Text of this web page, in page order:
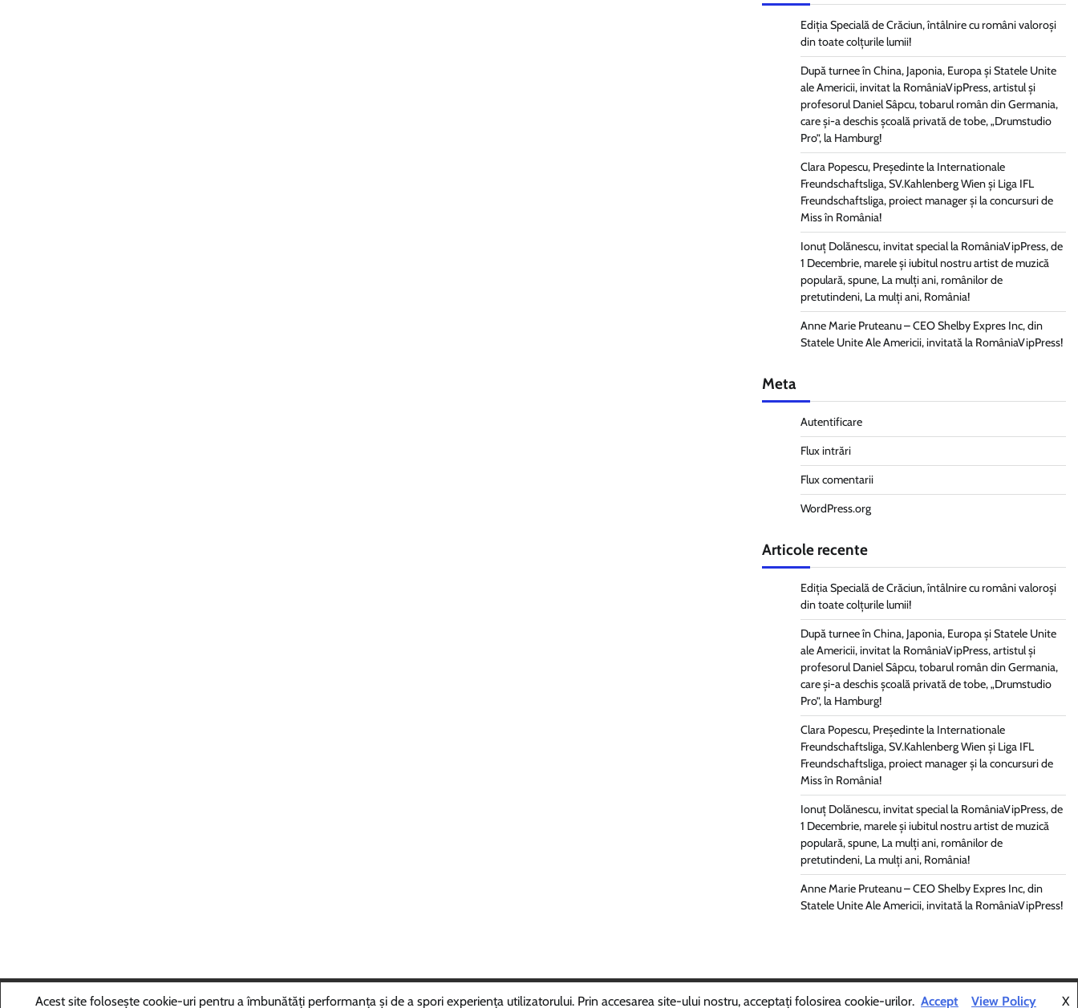
Ediția Specială de Crăciun, întâlnire cu români valoroși
din toate colțurile lumii!
După turnee în China, Japonia, Europa și Statele Unite
ale Americii, invitat la RomâniaVipPress, artistul și
profesorul Daniel Sâpcu, tobarul român din Germania,
care și-a deschis școală privată de tobe, „Drumstudio
Pro”, la Hamburg!
Clara Popescu, Președinte la Internationale
Freundschaftsliga, SV.Kahlenberg Wien şi Liga IFL
Freundschaftsliga, proiect manager și la concursuri de
Miss în România!
Ionuț Dolănescu, invitat special la RomâniaVipPress, de
1 Decembrie, marele și iubitul nostru artist de muzică
populară, spune, La mulți ani, românilor de
pretutindeni, La mulți ani, România!
Anne Marie Pruteanu – CEO Shelby Expres Inc, din
Statele Unite Ale Americii, invitată la RomâniaVipPress!
Meta
Autentificare
Flux intrări
Flux comentarii
WordPress.org
Articole recente
Ediția Specială de Crăciun, întâlnire cu români valoroși
din toate colțurile lumii!
După turnee în China, Japonia, Europa și Statele Unite
ale Americii, invitat la RomâniaVipPress, artistul și
profesorul Daniel Sâpcu, tobarul român din Germania,
care și-a deschis școală privată de tobe, „Drumstudio
Pro”, la Hamburg!
Clara Popescu, Președinte la Internationale
Freundschaftsliga, SV.Kahlenberg Wien şi Liga IFL
Freundschaftsliga, proiect manager și la concursuri de
Miss în România!
Ionuț Dolănescu, invitat special la RomâniaVipPress, de
1 Decembrie, marele și iubitul nostru artist de muzică
populară, spune, La mulți ani, românilor de
pretutindeni, La mulți ani, România!
Anne Marie Pruteanu – CEO Shelby Expres Inc, din
Statele Unite Ale Americii, invitată la RomâniaVipPress!
Copyright © 2025ROMÂNIAVIPPRESSTheme: Random News ByAdore Themes.
Acest site folosește cookie-uri pentru a îmbunătăți performanța și de a spori experiența utilizatorului. Prin accesarea site-ului nostru, acceptați folosirea cookie-urilor. X
Accept View Policy